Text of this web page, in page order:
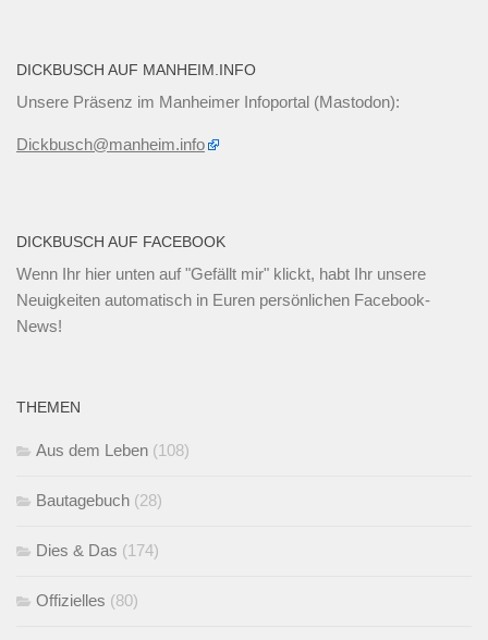
DICKBUSCH AUF MANHEIM.INFO
Unsere Präsenz im Manheimer Infoportal (Mastodon):
Dickbusch@manheim.info
DICKBUSCH AUF FACEBOOK
Wenn Ihr hier unten auf "Gefällt mir" klickt, habt Ihr unsere
Neuigkeiten automatisch in Euren persönlichen Facebook-
News!
THEMEN
Aus dem Leben (108)
Bautagebuch (28)
Dies & Das (174)
Offizielles (80)